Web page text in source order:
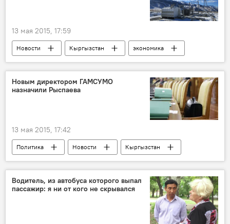
13 мая 2015, 17:59
Новости Кыргызстан
экономика
Общество
Строительство Верхне-Нарынского каскада ГЭС
Темир Сариев
Новым директором ГАМСУМО
назначили Рыспаева
13 мая 2015, 17:42
Политика Новости
Кыргызстан
Темир Сариев
Накен Касиев
Государственное агентство по делам местного самоуправления и межэтнических отношений
Водитель, из автобуса которого выпал
пассажир: я ни от кого не скрывался